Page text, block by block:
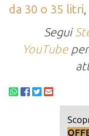
da 30 o 35 litri
Segui
YouTubeper